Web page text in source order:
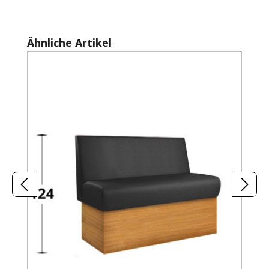
Produktgalerie überspringen
Ähnliche Artikel